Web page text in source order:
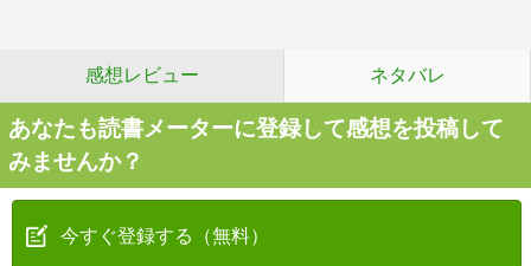
感想レビュー ネタバレ
あなたも読書メーターに登録して感想を投稿して
みませんか？
今すぐ登録する（無料）